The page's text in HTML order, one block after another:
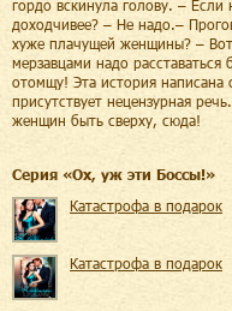
гордо вскинула голову. – Если
доходчивее? – Не надо.–
хуже плачущей женщины? –
мерзавцами надо
отомщу! Эта история
присутствует нецензурная
женщин быть сверху, сюда!
Cерия «Ох, уж эти Боссы!»
Катастрофа в подарок
Катастрофа в подарок